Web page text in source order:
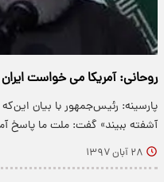
روحانی: آمریکا می خواست ایران را در ۱۳ آبان
آشفته ببیند» گفت: ملت ما پاسخ
۲۸ آبان ۱۳۹۷